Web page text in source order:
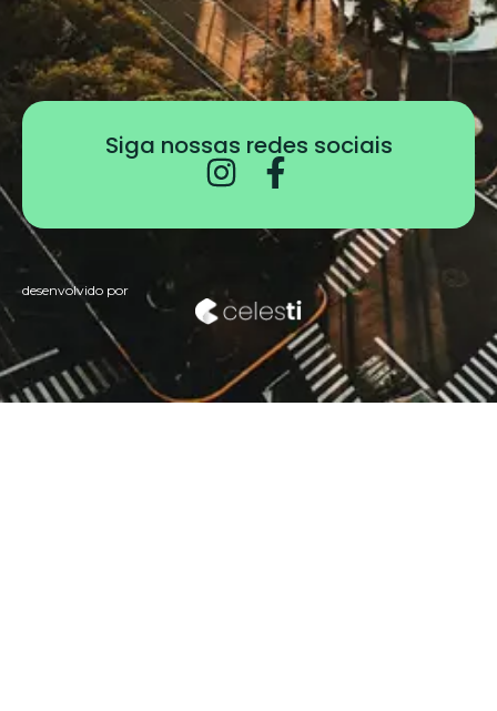
Siga nossas redes sociais
desenvolvido por